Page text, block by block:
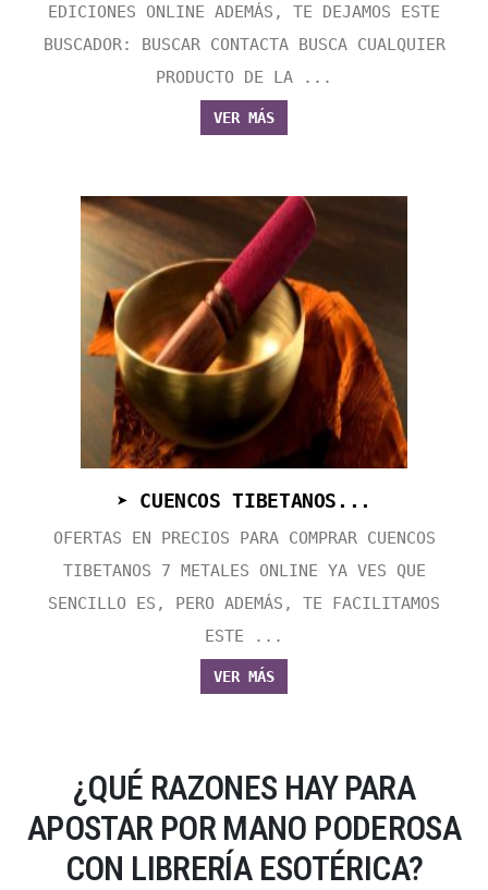
EDICIONES ONLINE ADEMÁS, TE DEJAMOS ESTE
BUSCADOR: BUSCAR CONTACTA BUSCA CUALQUIER
PRODUCTO DE LA ...
VER MÁS
➤ CUENCOS TIBETANOS...
OFERTAS EN PRECIOS PARA COMPRAR CUENCOS
TIBETANOS 7 METALES ONLINE YA VES QUE
SENCILLO ES, PERO ADEMÁS, TE FACILITAMOS
ESTE ...
VER MÁS
¿QUÉ RAZONES HAY PARA
APOSTAR POR MANO PODEROSA
CON LIBRERÍA ESOTÉRICA?